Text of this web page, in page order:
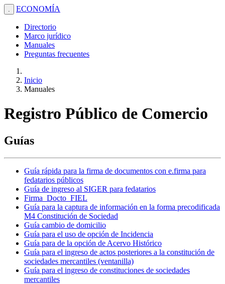
. ECONOMÍA
Directorio
Marco jurídico
Manuales
Preguntas frecuentes
Inicio
Manuales
Registro Público de Comercio
Guías
Guía rápida para la firma de documentos con e.firma para
fedatarios públicos
Guía de ingreso al SIGER para fedatarios
Firma_Docto_FIEL
Guía para la captura de información en la forma precodificada
M4 Constitución de Sociedad
Guía cambio de domicilio
Guía para el uso de opción de Incidencia
Guía para de la opción de Acervo Histórico
Guía para el ingreso de actos posteriores a la constitución de
sociedades mercantiles (ventanilla)
Guía para el ingreso de constituciones de sociedades
mercantiles